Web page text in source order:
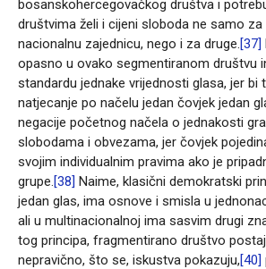
bosanskohercegovačkog društva i
društvima želi i cijeni sloboda ne samo
nacionalnu zajednicu, nego i za druge. [37]
opasno u ovako segmentiranom društvu
standardu jednake vrijednosti glasa, jer bi
natjecanje po načelu jedan čovjek jedan
negacije početnog načela o jednakosti
slobodama i obvezama, jer čovjek
svojim individualnim pravima ako je
grupe. [38] Naime, klasični demokratski
jedan glas, ima osnove i smisla u
ali u multinacionalnoj ima sasvim drugi
tog principa, fragmentirano društvo
nepravično, što se, iskustva pokazuju,[40]